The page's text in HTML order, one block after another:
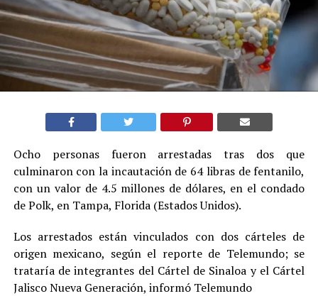
Ocho personas fueron arrestadas tras dos que
culminaron con la incautación de 64 libras de fentanilo,
con un valor de 4.5 millones de dólares, en el condado
de Polk, en Tampa, Florida (Estados Unidos).
Los arrestados están vinculados con dos cárteles de
origen mexicano, según el reporte de Telemundo; se
trataría de integrantes del Cártel de Sinaloa y el Cártel
Jalisco Nueva Generación, informó Telemundo